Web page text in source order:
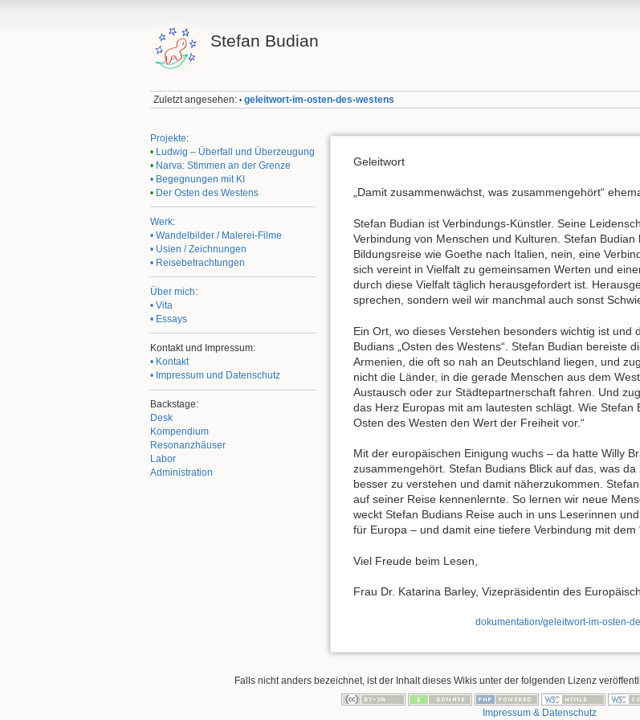
Stefan Budian
Zuletzt angesehen: • geleitwort-im-osten-des-westens
Projekte:
• Ludwig – Überfall und Überzeugung
• Narva: Stimmen an der Grenze
• Begegnungen mit KI
• Der Osten des Westens
Werk:
• Wandelbilder / Malerei-Filme
• Usien / Zeichnungen
• Reisebetrachtungen
Über mich:
• Vita
• Essays
Kontakt und Impressum:
• Kontakt
• Impressum und Datenschutz
Backstage:
Desk
Kompendium
Resonanzhäuser
Labor
Administration
Geleitwort
„Damit zusammenwächst, was zusammengehört“
Stefan Budian ist Verbindungs-Künstler. Seine
Verbindung von Menschen und Kulturen. Stefan
Bildungsreise wie Goethe nach Italien, nein, eine
sich vereint in Vielfalt zu gemeinsamen Werten und
durch diese Vielfalt täglich herausgefordert ist.
sprechen, sondern weil wir manchmal auch sonst
Ein Ort, wo dieses Verstehen besonders wichtig ist
Budians „Osten des Westens“. Stefan Budian bereiste
Armenien, die oft so nah an Deutschland liegen, und
nicht die Länder, in die gerade Menschen aus dem
Austausch oder zur Städtepartnerschaft fahren. Und
das Herz Europas mit am lautesten schlägt. Wie
Osten des Westen den Wert der Freiheit vor.“
Mit der europäischen Einigung wuchs – da hatte Willy
zusammengehört. Stefan Budians Blick auf das, was
besser zu verstehen und damit näherzukommen.
auf seiner Reise kennenlernte. So lernen wir neue
weckt Stefan Budians Reise auch in uns Leserinnen
für Europa – und damit eine tiefere Verbindung mit dem
Viel Freude beim Lesen,
Frau Dr. Katarina Barley, Vizepräsidentin des
dokumentation/geleitwort-im-osten-
Falls nicht anders bezeichnet, ist der Inhalt dieses Wikis unter der folgenden Lizenz
Impressum & Datenschutz